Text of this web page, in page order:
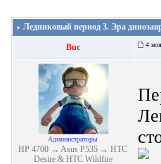
Ледниковый период 3. Эра
Buc 4
Администраторы
HP 4700 → Asus P535 → HTC
Desire & HTC Wildfire